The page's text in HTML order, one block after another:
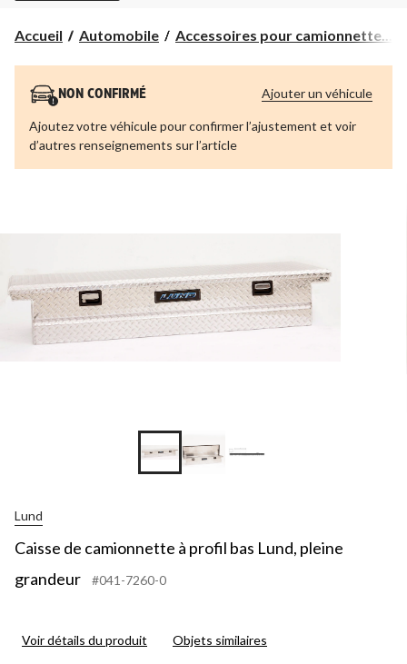
Accueil Automobile Accessoires pour camionnette...
NON CONFIRMÉ
Ajoutez votre véhicule pour confirmer l’ajustement et voir
d’autres renseignements sur l’article
Ajouter un véhicule
Lund
Caisse de camionnette à profil bas Lund, pleine
grandeur
#041-7260-0
Voir détails du produit Objets similaires